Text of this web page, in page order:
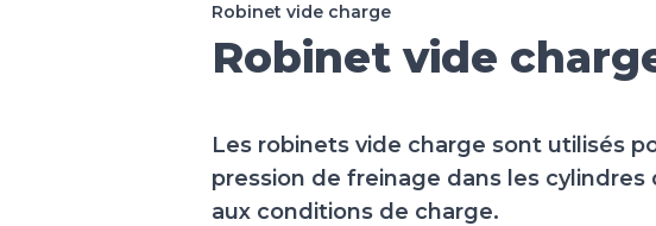
Robinet vide charge
Robinet vide
Les robinets vide charge sont utilisés
pression de freinage dans les cylindres
aux conditions de charge.